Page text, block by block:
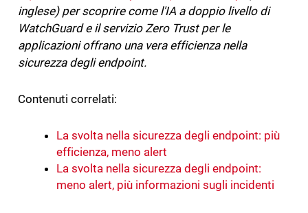
inglese) per scoprire come l'IA a doppio livello di
WatchGuard e il servizio Zero Trust per le
applicazioni offrano una vera efficienza nella
sicurezza degli endpoint.
Contenuti correlati:
La svolta nella sicurezza degli endpoint: più
efficienza, meno alert
La svolta nella sicurezza degli endpoint:
meno alert, più informazioni sugli incidenti